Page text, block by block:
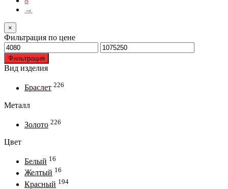
→
×
Фильтрация по цене
Минимальная
цена
Максимальная
цена
Фильтрация
Вид изделия
Браслет 226
Металл
Золото 226
Цвет
Белый 16
Желтый 16
Красный 194